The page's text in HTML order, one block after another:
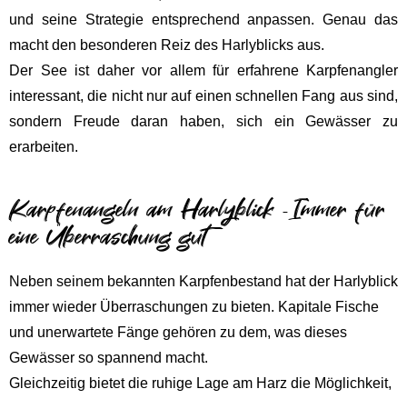
und seine Strategie entsprechend anpassen. Genau das
macht den besonderen Reiz des Harlyblicks aus.
Der See ist daher vor allem für erfahrene Karpfenangler
interessant, die nicht nur auf einen schnellen Fang aus sind,
sondern Freude daran haben, sich ein Gewässer zu
erarbeiten.
Karpfenangeln am Harlyblick -Immer für
eine Überraschung gut
Neben seinem bekannten Karpfenbestand hat der Harlyblick
immer wieder Überraschungen zu bieten. Kapitale Fische
und unerwartete Fänge gehören zu dem, was dieses
Gewässer so spannend macht.
Gleichzeitig bietet die ruhige Lage am Harz die Möglichkeit,